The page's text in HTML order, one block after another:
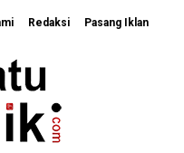
Redaksi Pasang Iklan